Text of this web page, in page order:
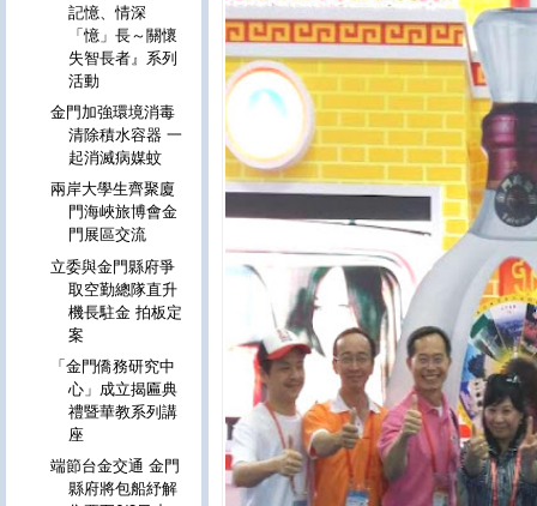
記憶、情深
「憶」長～關懷
失智長者』系列
活動
金門加強環境消毒
清除積水容器 一
起消滅病媒蚊
兩岸大學生齊聚廈
門海峽旅博會金
門展區交流
立委與金門縣府爭
取空勤總隊直升
機長駐金 拍板定
案
「金門僑務研究中
心」成立揭匾典
禮暨華教系列講
座
端節台金交通 金門
縣府將包船紓解